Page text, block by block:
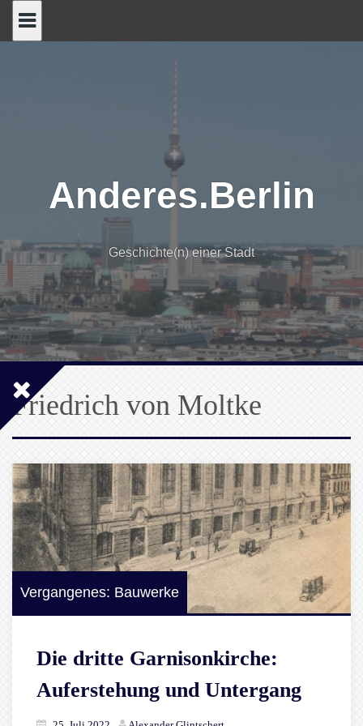
Anderes.Berlin
Geschichte(n) einer Stadt
Friedrich von Moltke
Vergangenes: Bauwerke
Die dritte Garnisonkirche:
Auferstehung und Untergang